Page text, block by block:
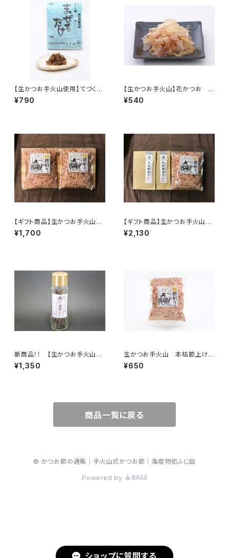
ショップに質問する
【生かつお手火山使用】てづくり
ふりかけ「まぜるだけ」
¥790
【生かつお手火山】花かつお
（ダシ用、荒節削り）
¥540
【ギフト商品】生かつお手火山か
つお節、上削り２ヶ入り
¥1,700
【ギフト商品】生かつお手火山か
つお節上削り+天然黄金ダシ２ヶ
¥2,130
新商品！！ 【生かつお手火山】
だし醤油のもと
¥1,350
生かつお手火山 本枯節上けず
り
¥650
商品一覧に戻る
© かつお節の通販｜手火山式かつお節｜海産物処ふじ田
Powered by